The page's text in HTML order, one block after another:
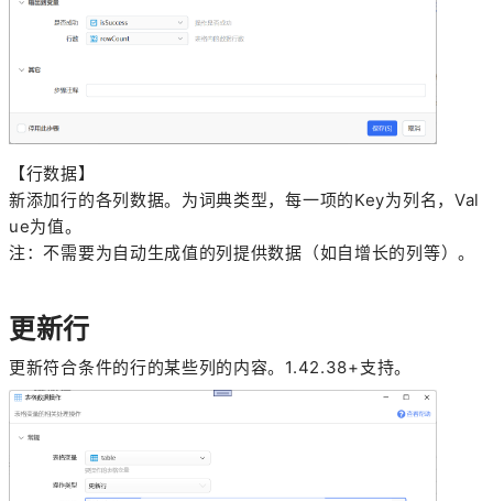
【行数据】
新添加行的各列数据。为词典类型，每一项的Key为列名，Val
ue为值。
注：不需要为自动生成值的列提供数据（如自增长的列等）。
更新行
更新符合条件的行的某些列的内容。1.42.38+支持。